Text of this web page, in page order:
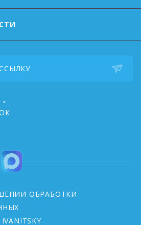
ОБРАБОТКИ